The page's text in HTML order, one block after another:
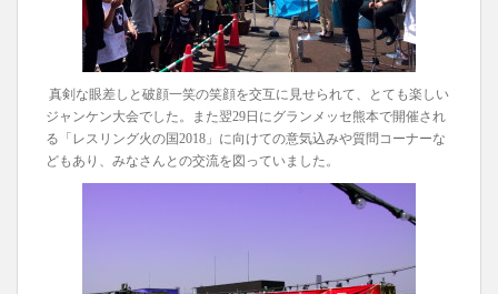
真剣な眼差しと破顔一笑の笑顔を交互に見せられて、とても楽しい
ジャンケン大会でした。また翌29日にグランメッセ熊本で開催され
る「レスリング火の国2018」に向けての意気込みや質問コーナーな
どもあり、みなさんとの交流を図っていました。